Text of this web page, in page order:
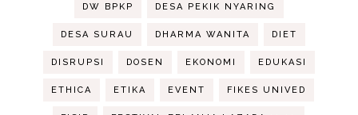
DW BPKP DESA PEKIK NYARING
DESA SURAU DHARMA WANITA DIET
DISRUPSI DOSEN EKONOMI EDUKASI
ETHICA ETIKA EVENT FIKES UNIVED